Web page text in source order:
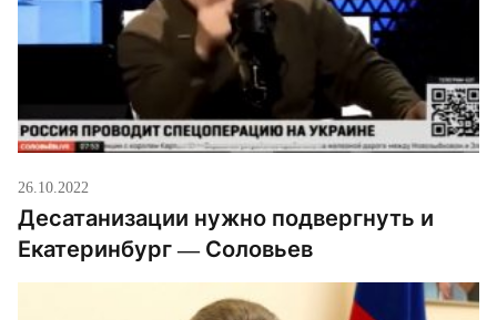
26.10.2022
Десатанизации нужно подвергнуть и
Екатеринбург — Соловьев